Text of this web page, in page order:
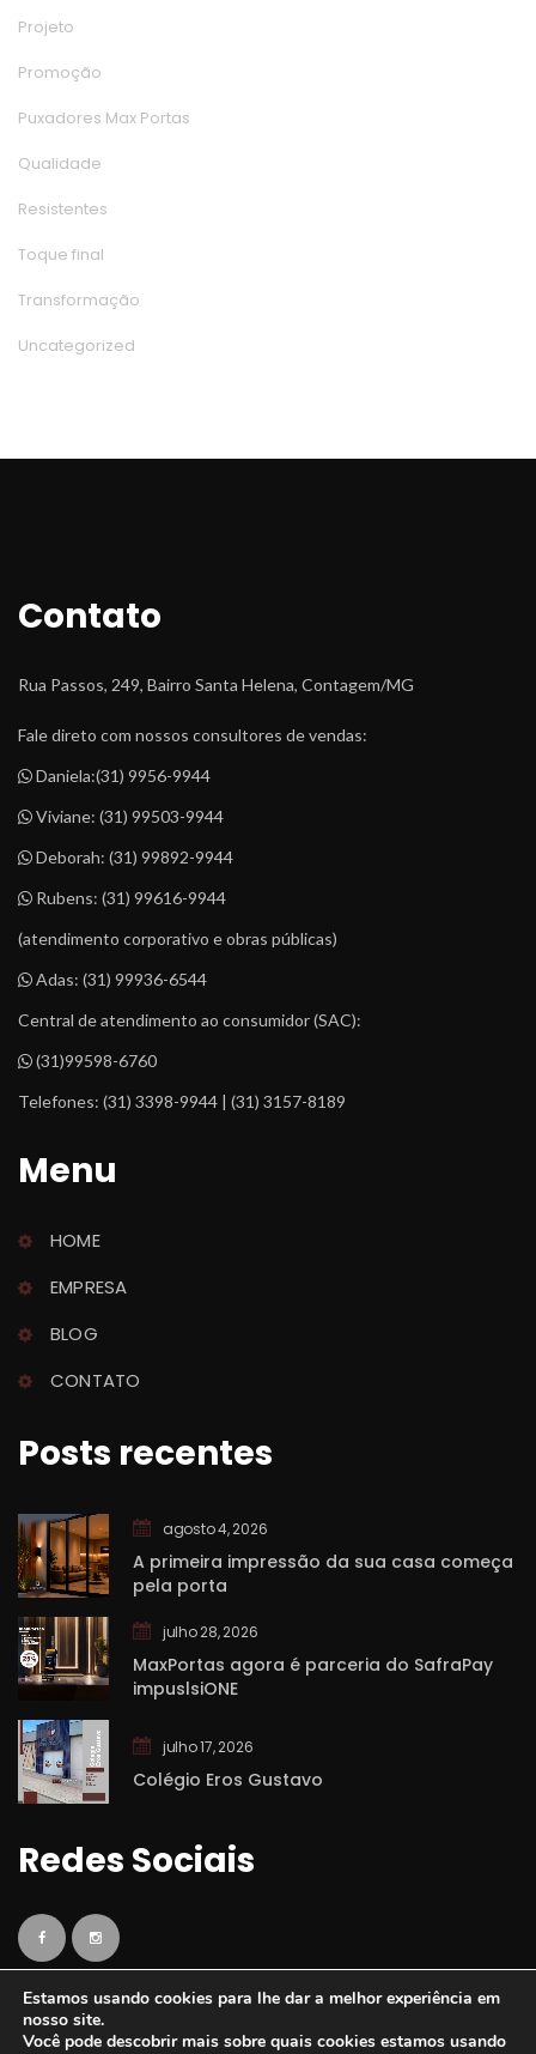
Projeto
Promoção
Puxadores Max Porta
Qualidade
Resistente
Toque final
Transformação
Uncategorized
Contato
Rua Passos, 249, Bairro Santa Helena, Contagem/MG
Fale direto com nossos consultores de vendas:
Daniela:(31) 9956-9944
Viviane: (31) 99503-9944
Deborah: (31) 99892-9944
Rubens: (31) 99616-9944
(atendimento corporativo e obras públicas)
Adas: (31) 99936-6544
Central de atendimento ao consumidor (SAC):
(31)99598-6760
Telefones: (31) 3398-9944 | (31) 3157-8189
Menu
HOME
EMPRESA
BLOG
CONTATO
Posts recente
agosto 4, 2026
A primeira impressão da sua casa começa
pela porta
julho 28, 2026
MaxPortas agora é parceria do SafraPay
impuslsiONE
julho 17, 2026
Colégio Eros Gustavo
Redes Sociai
Estamos usando cookies para lhe dar a melhor experiência em
nosso site.
Você pode descobrir mais sobre quais cookies estamos usando